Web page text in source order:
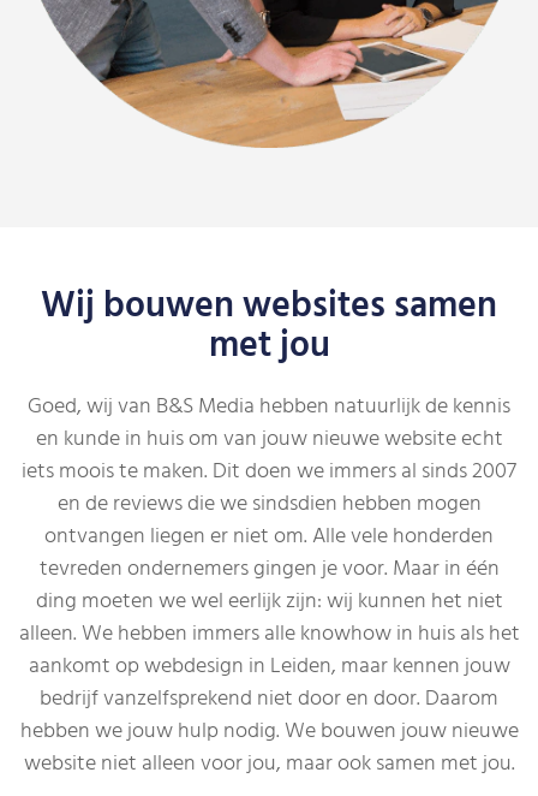
Wij bouwen websites samen
met jou
Goed, wij van B&S Media hebben natuurlijk de kennis
en kunde in huis om van jouw nieuwe website echt
iets moois te maken. Dit doen we immers al sinds 2007
en de reviews die we sindsdien hebben mogen
ontvangen liegen er niet om. Alle vele honderden
tevreden ondernemers gingen je voor. Maar in één
ding moeten we wel eerlijk zijn: wij kunnen het niet
alleen. We hebben immers alle knowhow in huis als het
aankomt op webdesign in Leiden, maar kennen jouw
bedrijf vanzelfsprekend niet door en door. Daarom
hebben we jouw hulp nodig. We bouwen jouw nieuwe
website niet alleen voor jou, maar ook samen met jou.